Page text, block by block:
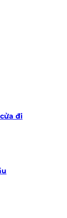
đi